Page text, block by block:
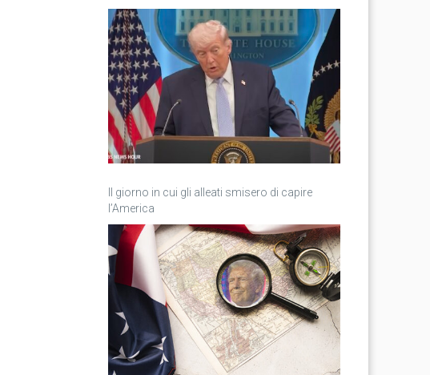
Il giorno in cui gli alleati smisero di capire
l’America